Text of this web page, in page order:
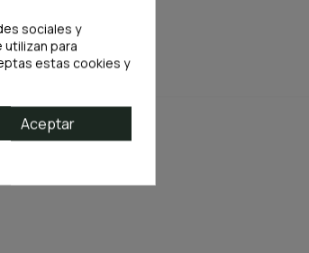
sociales y
para
estas cookies y
Aceptar